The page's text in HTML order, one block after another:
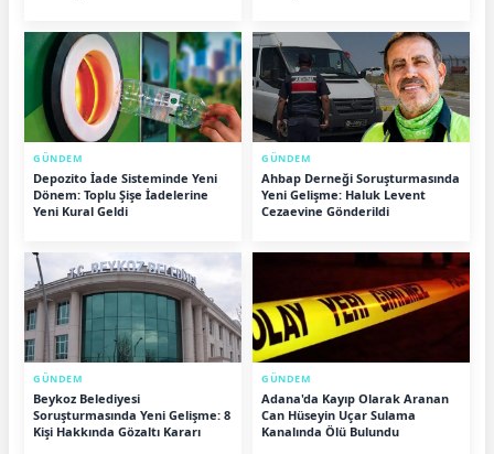
GÜNDEM
Depozito İade Sisteminde Yeni
Dönem: Toplu Şişe İadelerine
Yeni Kural Geldi
GÜNDEM
Ahbap Derneği Soruşturmasında
Yeni Gelişme: Haluk Levent
Cezaevine Gönderildi
GÜNDEM
Beykoz Belediyesi
Soruşturmasında Yeni Gelişme: 8
Kişi Hakkında Gözaltı Kararı
GÜNDEM
Adana'da Kayıp Olarak Aranan
Can Hüseyin Uçar Sulama
Kanalında Ölü Bulundu